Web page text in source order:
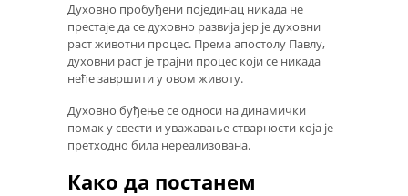
Духовно пробуђени појединац никада не
престаје да се духовно развија јер је духовни
раст животни процес. Према апостолу Павлу,
духовни раст је трајни процес који се никада
неће завршити у овом животу.
Духовно буђење се односи на динамички
помак у свести и уважавање стварности која је
претходно била нереализована.
Како да постанем